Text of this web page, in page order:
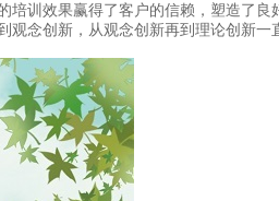
训效果赢得了客户的信赖，塑造了良
念创新，从观念创新再到理论创新一